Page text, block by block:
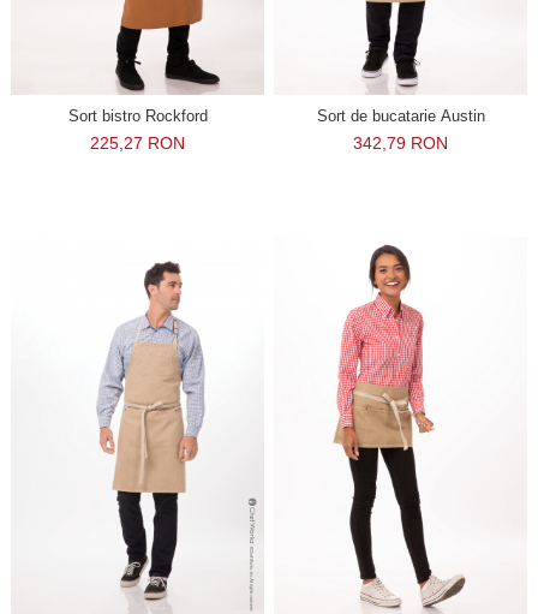
Sort bistro Rockford
225,27 RON
Sort de bucatarie Austin
342,79 RON